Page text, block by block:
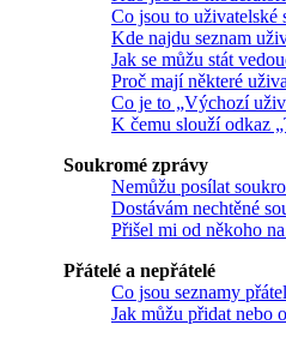
Co jsou to uživatelské
Kde najdu seznam
Jak se můžu stát
Proč mají některé
Co je to „Výchozí
K čemu slouží odkaz
Soukromé zprávy
Nemůžu posílat
Dostávám nechtěné
Přišel mi od někoho
Přátelé a nepřátelé
Co jsou seznamy
Jak můžu přidat nebo